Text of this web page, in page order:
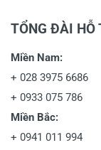
TỔNG ĐÀI HỖ
Miền Nam:
+ 028 3975 6686
+ 0933 075 786
Miền Bắc:
+ 0941 011 994